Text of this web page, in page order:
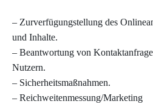
– Zurverfügungstellung des
und Inhalte.
– Beantwortung von
Nutzern.
– Sicherheitsmaßnahmen.
– Reichweitenmessung/Marketing